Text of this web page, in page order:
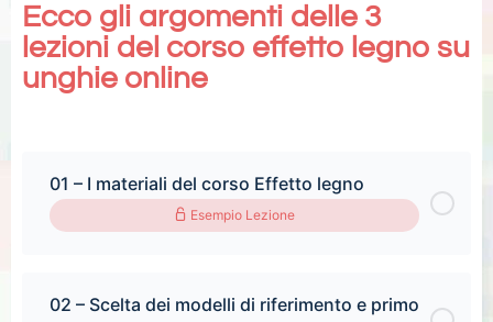
Ecco gli argomenti delle 3
lezioni del corso effetto legno su
unghie online
01 – I materiali del corso Effetto legno
Esempio Lezione
02 – Scelta dei modelli di riferimento e primo